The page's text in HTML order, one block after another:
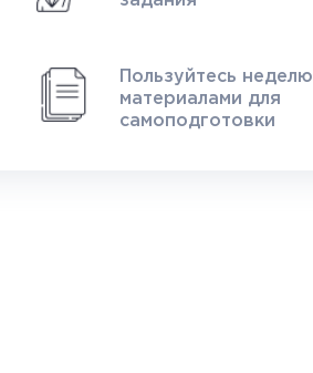
Пользуйтесь неделю
материалами для
самоподготовки